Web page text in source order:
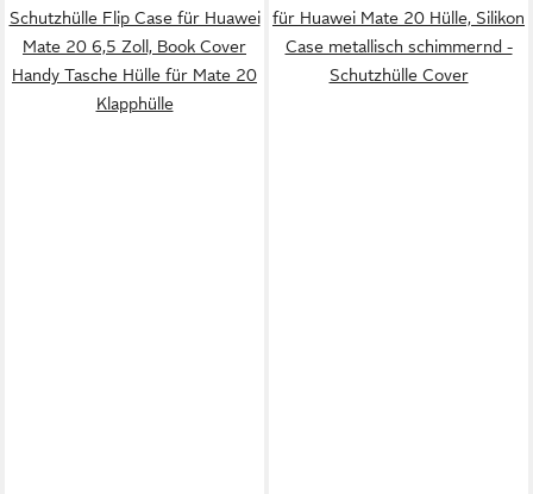
Schutzhülle Flip Case für Huawei
Mate 20 6,5 Zoll, Book Cover
Handy Tasche Hülle für Mate 20
Klapphülle
für Huawei Mate 20 Hülle, Silikon
Case metallisch schimmernd -
Schutzhülle Cover